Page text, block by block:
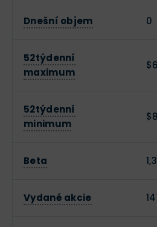
Dnešní objem 0
52týdenní
maximum
52týdenní
minimum
Beta
Vydané akcie